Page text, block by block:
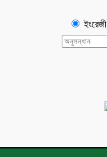
ইংরেজী